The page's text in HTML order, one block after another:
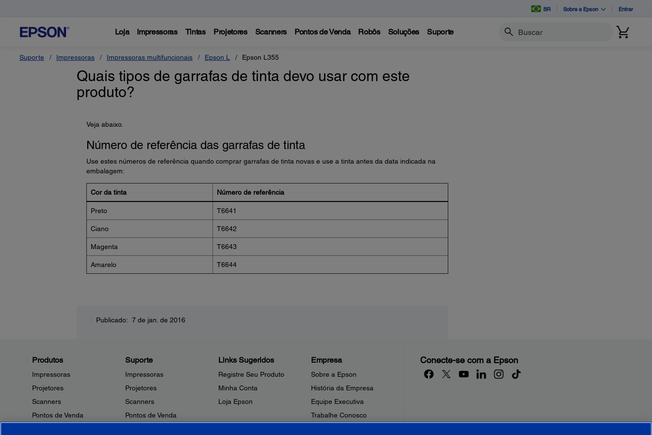
BR Sobre a Epson Entrar
Loja Impressoras Tintas Projetores Scanners Pontos de Venda Robôs Soluções Suporte Buscar
Suporte Impressoras Impressoras multifuncionais Epson L Epson L355
Quais tipos de garrafas de tinta devo usar com este
produto?
Veja abaixo.
Número de referência das garrafas de tinta
Use estes números de referência quando comprar garrafas de tinta novas e use a tinta antes da data indicada na
embalagem:
Cor da tinta Número de referência
Preto T6641
Ciano T6642
Magenta T6643
Amarelo T6644
Publicado: 7 de jan. de 2016
Produtos
Impressoras
Projetores
Scanners
Pontos de Venda
Suporte
Impressoras
Projetores
Scanners
Pontos de Venda
Links Sugeridos
Registre Seu Produto
Minha Conta
Loja Epson
Empresa
Sobre a Epson
História da Empresa
Equipe Executiva
Trabalhe Conosco
Conecte-se com a Epson